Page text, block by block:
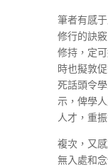
筆者有感
修行的訣
修持，定
時也擬敦
死話頭令
示，俾學
人才，重
複次，又
無入處和